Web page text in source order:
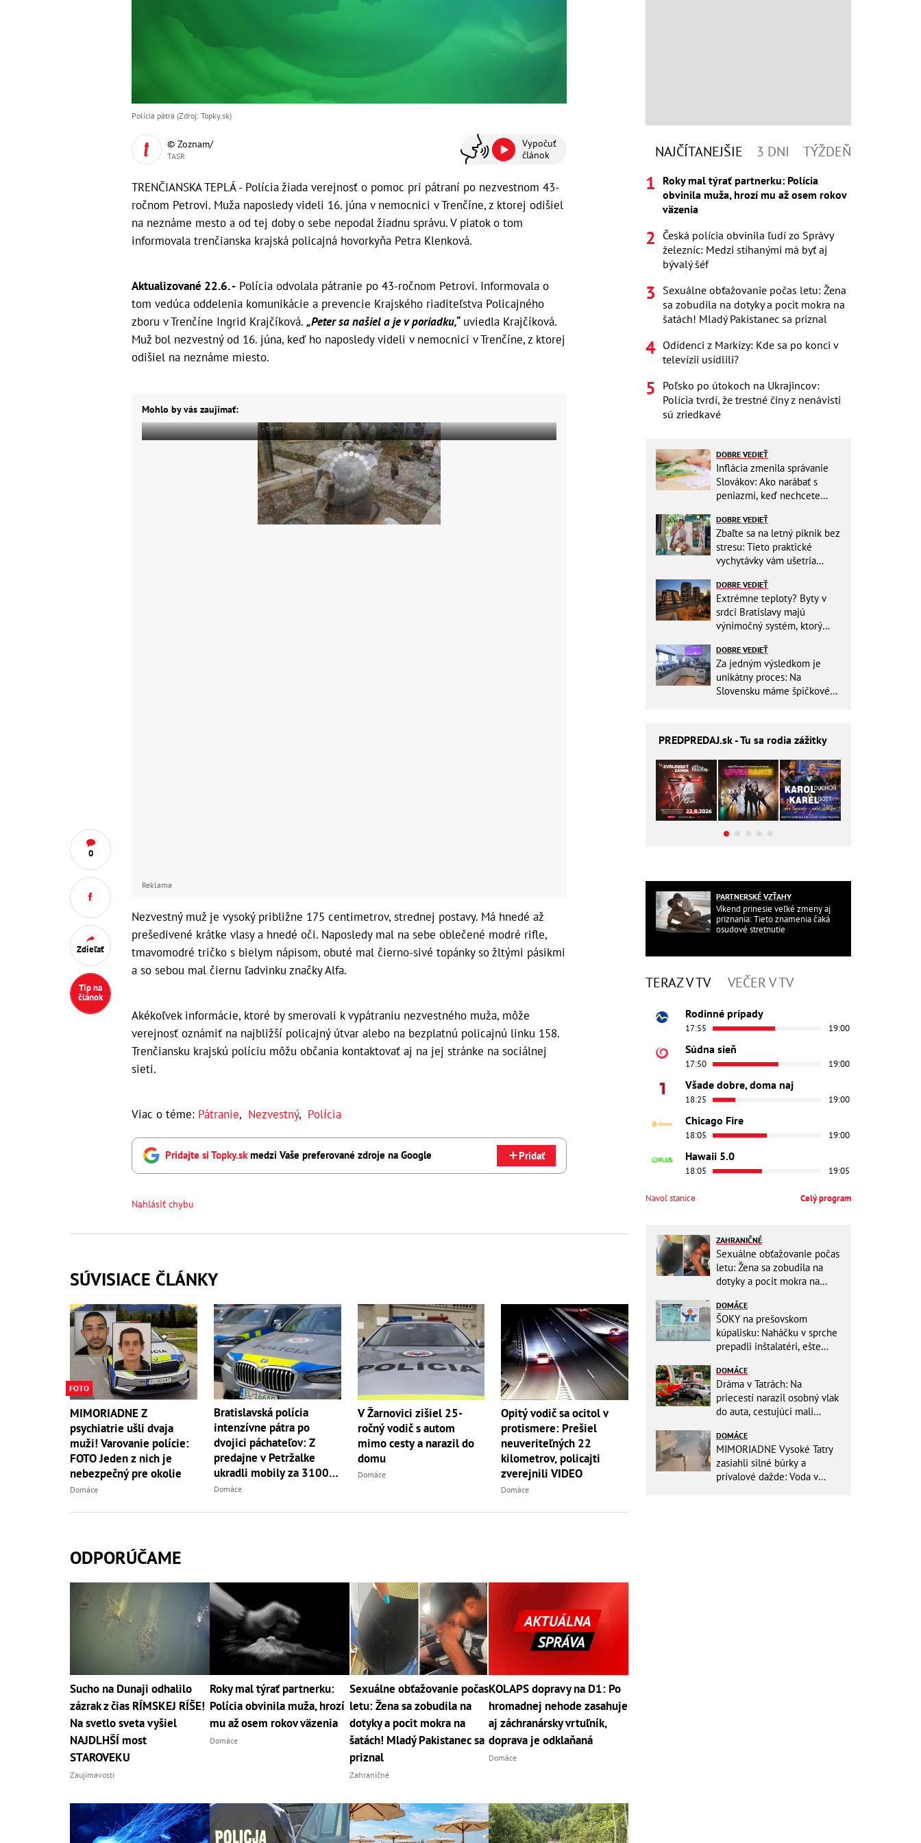
0
Zdieľať
Tip na
článok
Polícia pátra (Zdroj: Topky.sk)
© Zoznam/
TASR
Vypočuť
článok
TRENČIANSKA TEPLÁ - Polícia žiada verejnosť o pomoc pri pátraní po nezvestnom 43-
ročnom Petrovi. Muža naposledy videli 16. júna v nemocnici v Trenčíne, z ktorej odišiel
na neznáme mesto a od tej doby o sebe nepodal žiadnu správu. V piatok o tom
informovala trenčianska krajská policajná hovorkyňa Petra Klenková.
Aktualizované 22.6. - Polícia odvolala pátranie po 43-ročnom Petrovi. Informovala o
tom vedúca oddelenia komunikácie a prevencie Krajského riaditeľstva Policajného
zboru v Trenčíne Ingrid Krajčíková. „Peter sa našiel a je v poriadku,“uviedla Krajčíková.
Muž bol nezvestný od 16. júna, keď ho naposledy videli v nemocnici v Trenčíne, z ktorej
odišiel na neznáme miesto.
Mohlo by vás zaujímať:
Reklama
Nezvestný muž je vysoký približne 175 centimetrov, strednej postavy. Má hnedé až
prešedivené krátke vlasy a hnedé oči. Naposledy mal na sebe oblečené modré rifle,
tmavomodré tričko s bielym nápisom, obuté mal čierno-sivé topánky so žltými pásikmi
a so sebou mal čiernu ľadvinku značky Alfa.
Akékoľvek informácie, ktoré by smerovali k vypátraniu nezvestného muža, môže
verejnosť oznámiť na najbližší policajný útvar alebo na bezplatnú policajnú linku 158.
Trenčiansku krajskú políciu môžu občania kontaktovať aj na jej stránke na sociálnej
sieti.
Viac o téme: Pátranie, Nezvestný, Polícia
Pridajte si Topky.skmedzi Vaše preferované zdroje na Google Pridať
Nahlásiť chybu
SÚVISIACE ČLÁNKY
FOTO
MIMORIADNE Z
psychiatrie ušli dvaja
muži! Varovanie polície:
FOTO Jeden z nich je
nebezpečný pre okolie
Domáce
Bratislavská polícia
intenzívne pátra po
dvojici páchateľov: Z
predajne v Petržalke
ukradli mobily za 3100
eur
Domáce
V Žarnovici zišiel 25-
ročný vodič s autom
mimo cesty a narazil do
domu
Domáce
Opitý vodič sa ocitol v
protismere: Prešiel
neuveriteľných 22
kilometrov, policajti
zverejnili VIDEO
Domáce
ODPORÚČAME
Sucho na Dunaji odhalilo
zázrak z čias RÍMSKEJ RÍŠE!
Na svetlo sveta vyšiel
NAJDLHŠÍ most
STAROVEKU
Zaujímavosti
Roky mal týrať partnerku:
Polícia obvinila muža, hrozí
mu až osem rokov väzenia
Domáce
Sexuálne obťažovanie počas
letu: Žena sa zobudila na
dotyky a pocit mokra na
šatách! Mladý Pakistanec sa
priznal
Zahraničné
KOLAPS dopravy na D1: Po
hromadnej nehode zasahuje
aj záchranársky vrtuľník,
doprava je odklaňaná
Domáce
NAJČÍTANEJŠIE 3 DNI TÝŽDEŇ
Roky mal týrať partnerku: Polícia
obvinila muža, hrozí mu až osem rokov
väzenia
Česká polícia obvinila ľudí zo Správy
železníc: Medzi stíhanými má byť aj
bývalý šéf
Sexuálne obťažovanie počas letu: Žena
sa zobudila na dotyky a pocit mokra na
šatách! Mladý Pakistanec sa priznal
Odídenci z Markízy: Kde sa po konci v
televízii usídlili?
Poľsko po útokoch na Ukrajincov:
Polícia tvrdí, že trestné činy z nenávisti
sú zriedkavé
DOBRE VEDIEŤ
Inflácia zmenila správanie
Slovákov: Ako narábať s
peniazmi, keď nechcete
DOBRE VEDIEŤ
Zbaľte sa na letný piknik bez
stresu: Tieto praktické
vychytávky vám ušetria
DOBRE VEDIEŤ
Extrémne teploty? Byty v
srdci Bratislavy majú
výnimočný systém, ktorý
DOBRE VEDIEŤ
Za jedným výsledkom je
unikátny proces: Na
Slovensku máme špičkové
PREDPREDAJ.sk - Tu sa rodia zážitky
PARTNERSKÉ VZŤAHY
Víkend prinesie veľké zmeny aj
priznania: Tieto znamenia čaká
osudové stretnutie
TERAZ V TV VEČER V TV
Rodinné prípady
17:55 19:00
Súdna sieň
17:50 19:00
Všade dobre, doma naj
18:25 19:00
Chicago Fire
18:05 19:00
Hawaii 5.0
18:05 19:05
Navoľ stanice Celý program
ZAHRANIČNÉ
Sexuálne obťažovanie počas
letu: Žena sa zobudila na
dotyky a pocit mokra na
priznal
DOMÁCE
ŠOKY na prešovskom
kúpalisku: Naháčku v sprche
prepadli inštalatéri, ešte
BAZÉNE
DOMÁCE
Dráma v Tatrách: Na
priecestí narazil osobný vlak
do auta, cestujúci mali
DOMÁCE
MIMORIADNE Vysoké Tatry
zasiahli silné búrky a
prívalové dažde: Voda v